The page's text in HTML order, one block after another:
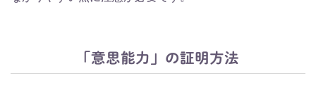
「意思能力」の証明方法